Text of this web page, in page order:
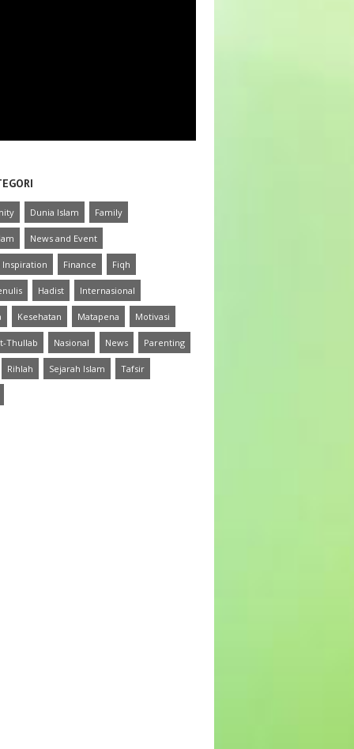
Dunia Islam Family
News and Event
Inspiration Finance Fiqh
Hadist Internasional
Kesehatan Matapena Motivasi
Thullab Nasional News Parenting
Rihlah Sejarah Islam Tafsir